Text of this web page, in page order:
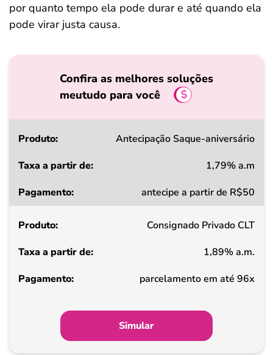
por quanto tempo ela pode durar e até quando ela
pode virar justa causa.
Confira as melhores soluções
meutudo para você
Produto
a
de
Pagamento
Antecipação Saque-aniversário
1,79% a.m
antecipe a partir de R$50
Consignado Privado CLT
1,89% a.m.
parcelamento em até 96x
Simular